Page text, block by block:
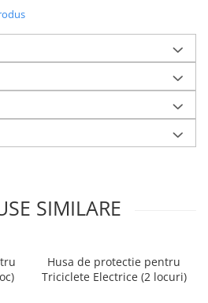
SIMILARE
Husa de protectie pentru
Triciclete Electrice (2 locuri)